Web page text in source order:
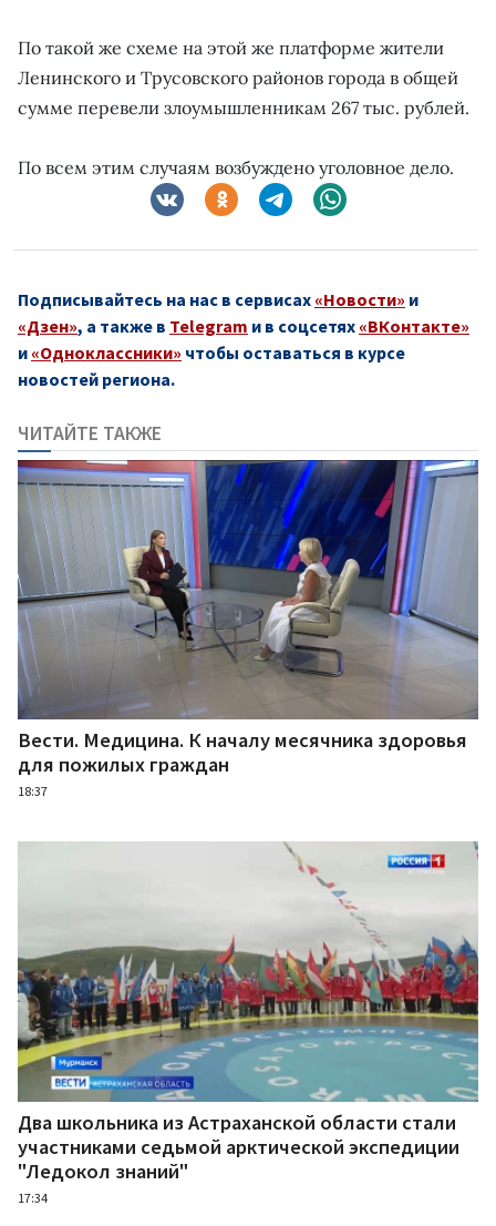
По такой же схеме на этой же платформе жители
Ленинского и Трусовского районов города в общей
сумме перевели злоумышленникам 267 тыс. рублей.
По всем этим случаям возбуждено уголовное дело.
Подписывайтесь на нас в сервисах «Новости» и
«Дзен», а также в Telegram и в соцсетях «ВКонтакте»
и «Одноклассники» чтобы оставаться в курсе
новостей региона.
ЧИТАЙТЕ ТАКЖЕ
Вести. Медицина. К началу месячника здоровья
для пожилых граждан
18:37
Два школьника из Астраханской области стали
участниками седьмой арктической экспедиции
"Ледокол знаний"
17:34